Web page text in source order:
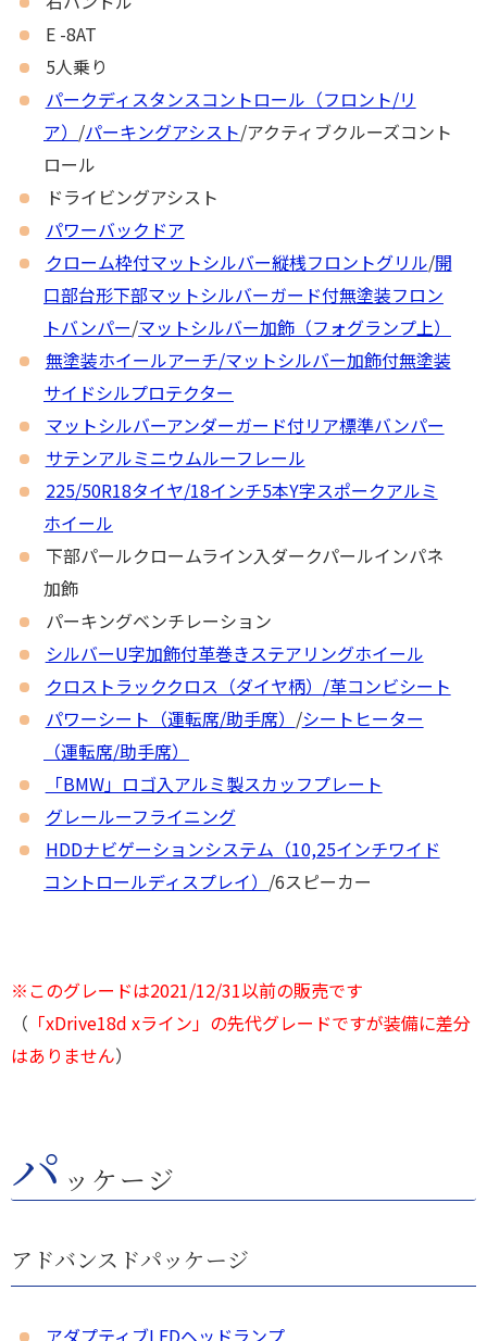
E -8AT
5人乗り
パークディスタンスコントロール（フロント/リ
ア） /パーキングアシスト/アクティブクルーズコント
ロール
ドライビングアシスト
パワーバックドア
クローム枠付マットシルバー縦桟フロントグリル/開
口部台形下部マットシルバーガード付無塗装フロン
トバンパー/マットシルバー加飾（フォグランプ上）
無塗装ホイールアーチ/マットシルバー加飾付無塗装
サイドシルプロテクター
マットシルバーアンダーガード付リア標準バンパー
サテンアルミニウムルーフレール
225/50R18タイヤ/18インチ5本Y字スポークアルミ
ホイール
下部パールクロームライン入ダークパールインパネ
加飾
パーキングベンチレーション
シルバーU字加飾付革巻きステアリングホイール
クロストラッククロス（ダイヤ柄）/革コンビシート
パワーシート（運転席/助手席） /シートヒーター
（運転席/助手席）
「BMW」ロゴ入アルミ製スカッフプレート
グレールーフライニング
HDDナビゲーションシステム（10,25インチワイド
コントロールディスプレイ） /6スピーカー
※このグレードは2021/12/31以前の販売です
（ 「xDrive18d xライン」の先代グレードですが装備に差分
はありません）
パ ッケージ
アドバンスドパッケージ
アダプティブLEDヘッドランプ